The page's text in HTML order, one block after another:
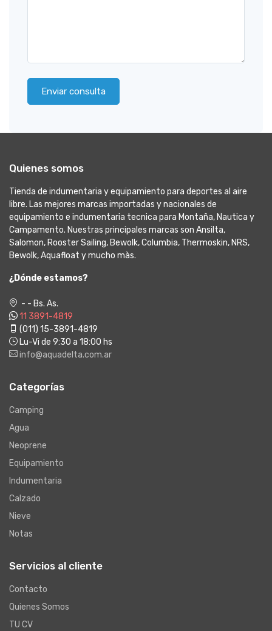
Enviar consulta
Quienes somos
Tienda de indumentaria y equipamiento para deportes al aire
libre. Las mejores marcas importadas y nacionales de
equipamiento e indumentaria tecnica para Montaña, Nautica y
Campamento. Nuestras principales marcas son Ansilta,
Salomon, Rooster Sailing, Bewolk, Columbia, Thermoskin, NRS,
Bewolk, Aquafloat y mucho màs.
¿Dónde estamos?
- - Bs. As.
11 3891-4819
(011) 15-3891-4819
Lu-Vi de 9:30 a 18:00 hs
info@aquadelta.com.ar
Categorías
Camping
Agua
Neoprene
Equipamiento
Indumentaria
Calzado
Nieve
Notas
Servicios al cliente
Contacto
Quienes Somos
TU CV